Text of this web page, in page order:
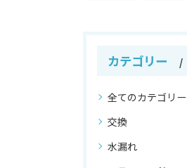
カテゴリー
全てのカテゴリー
交換
水漏れ